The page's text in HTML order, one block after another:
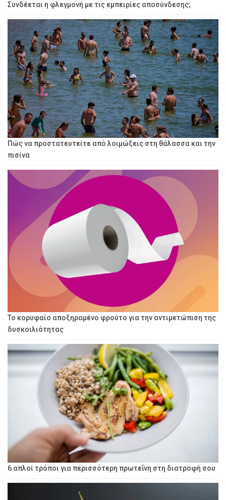
Συνδέεται η φλεγμονή με τις εμπειρίες αποσύνδεσης;
Πώς να προστατευτείτε από λοιμώξεις στη θάλασσα και την
πισίνα
Το κορυφαίο αποξηραμένο φρούτο για την αντιμετώπιση της
δυσκοιλιότητας
6 απλοί τρόποι για περισσότερη πρωτεΐνη στη διατροφή σου